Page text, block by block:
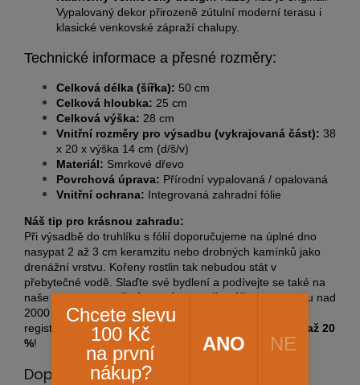
Vypalovaný dekor přirozeně zútulní moderní terasu i
klasické venkovské zápraží chalupy.
Technické informace a přesné rozměry:
Celková délka (šířka): 50 cm
Celková hloubka: 25 cm
Celková výška: 28 cm
Vnitřní rozměry pro výsadbu (vykrajovaná část): 38
x 20 x výška 14 cm (d/š/v)
Materiál: Smrkové dřevo
Povrchová úprava: Přírodní vypalovaná / opalovaná
Vnitřní ochrana: Integrovaná zahradní fólie
Náš tip pro krásnou zahradu:
Při výsadbě do truhlíku s fólií doporučujeme na úplné dno
nasypat 2 až 3 cm keramzitu nebo drobných kamínků jako
drenážní vrstvu. Kořeny rostlin tak nebudou stát v
přebytečné vodě. Slaďte své bydlení a podívejte se také na
naše poctivéproutěné truhlíky a květináče. Při nákupu nad
2000 Kč od nás získávátedopravu zdarma
registrované zákazníky platí stálá
věrnostní sleva 5 % až 20
%!
Doplňkové parametry
Chcete slevu
100 Kč
na první
nákup?
ANO NE